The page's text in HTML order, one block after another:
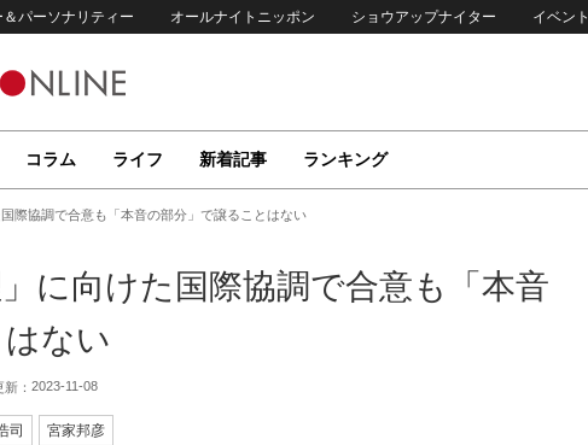
パーソナリティー オールナイトニッポン ショウアップナイター イベント
コラム ライフ 新着記事 ランキング
際協調で合意も「本音の部分」で譲ることはない
に向けた国際協調で合意も「本音
ない
： 2023-11-08
司 宮家邦彦